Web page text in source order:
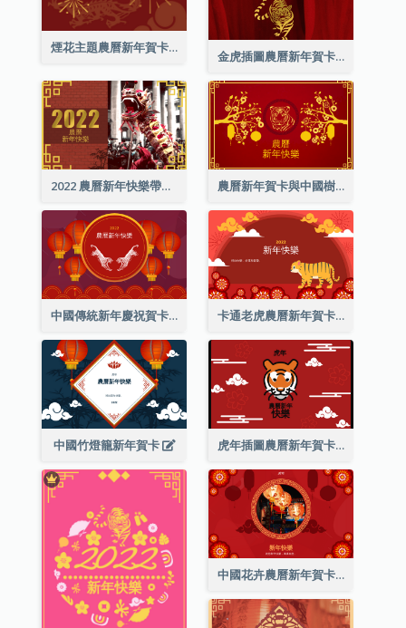
煙花主題農曆新年賀卡
金虎插圖農曆新年賀卡
2022 農曆新年快樂帶照片賀卡 農曆新年賀卡與中國樹插圖
中國傳統新年慶祝賀卡 卡通老虎農曆新年賀卡
中國竹燈籠新年賀卡 虎年插圖農曆新年賀卡
中國花卉農曆新年賀卡